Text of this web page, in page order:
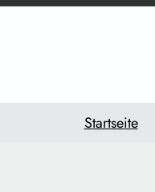
Startseite